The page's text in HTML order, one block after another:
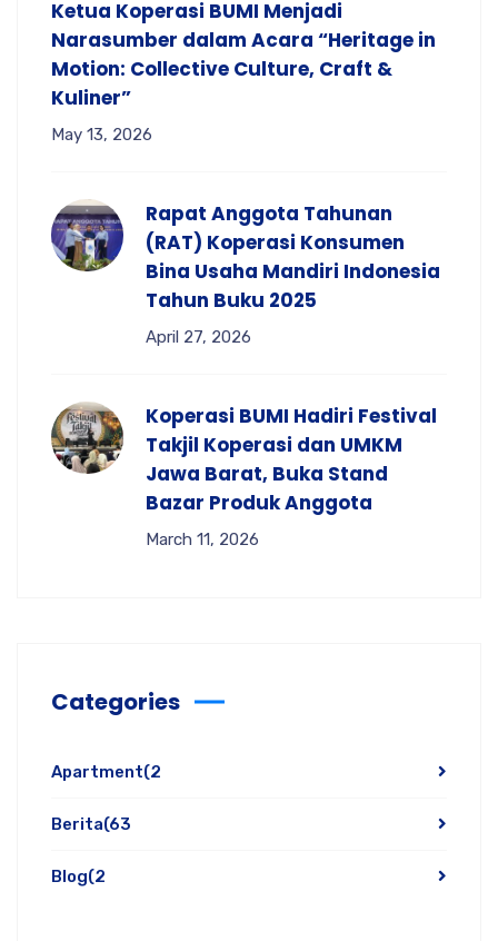
Ketua Koperasi BUMI Menjadi
Narasumber dalam Acara “Heritage in
Motion: Collective Culture, Craft &
Kuliner”
May 13, 2026
Rapat Anggota Tahunan
(RAT) Koperasi Konsumen
Bina Usaha Mandiri Indonesia
Tahun Buku 2025
April 27, 2026
Koperasi BUMI Hadiri Festival
Takjil Koperasi dan UMKM
Jawa Barat, Buka Stand
Bazar Produk Anggota
March 11, 2026
Categories
Apartment(2
Berita(63
Blog(2